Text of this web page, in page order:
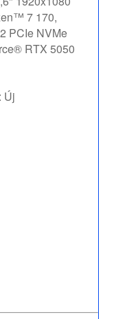
7 170,
PCIe NVMe
RTX 5050
Új